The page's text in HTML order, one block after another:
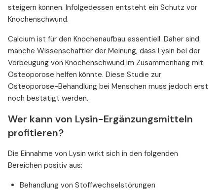
steigern können. Infolgedessen entsteht ein Schutz vor
Knochenschwund.
Calcium ist für den Knochenaufbau essentiell. Daher sind
manche Wissenschaftler der Meinung, dass Lysin bei der
Vorbeugung von Knochenschwund im Zusammenhang mit
Osteoporose helfen könnte. Diese Studie zur
Osteoporose-Behandlung bei Menschen muss jedoch erst
noch bestätigt werden.
Wer kann von Lysin-Ergänzungsmitteln
profitieren?
Die Einnahme von Lysin wirkt sich in den folgenden
Bereichen positiv aus:
Behandlung von Stoffwechselstörungen